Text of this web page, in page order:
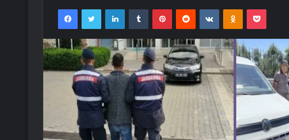
FacebookTwitter LinkedInTumblr PinterestReddit VKontakteOdnoklassniki
Pocket